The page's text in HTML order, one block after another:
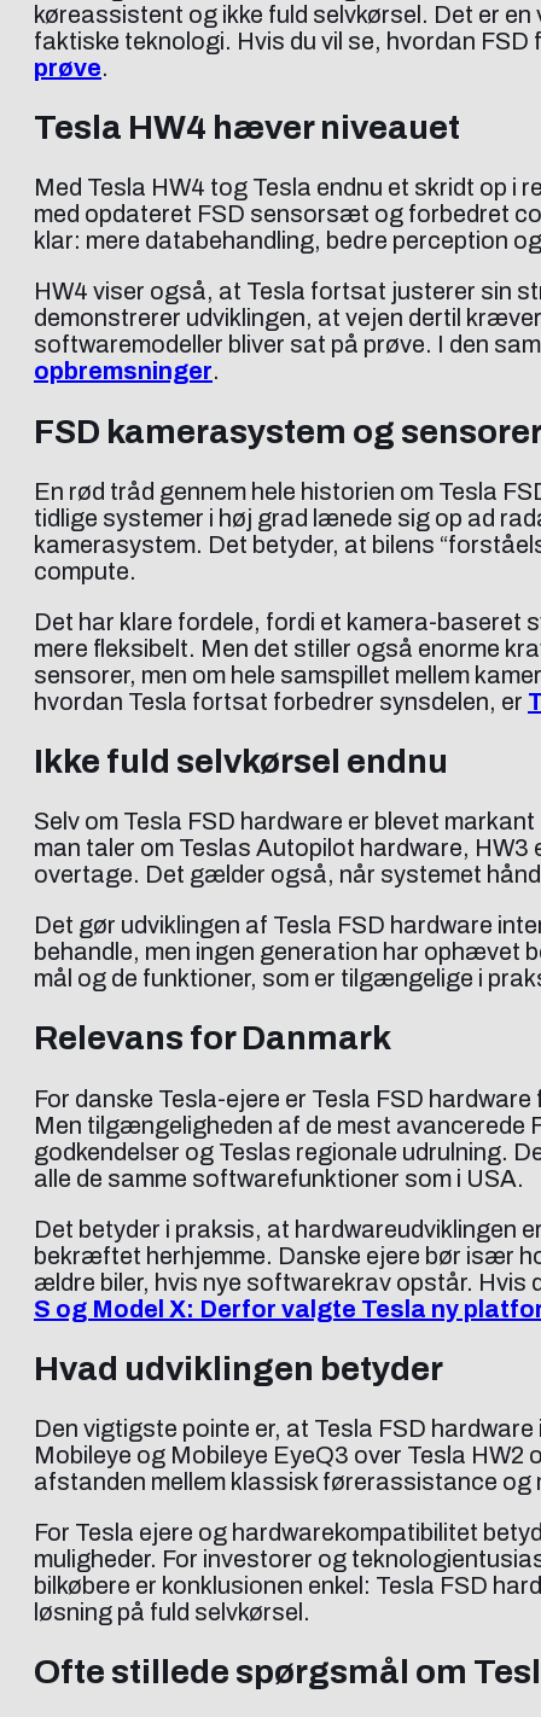
køreassistent og ikke fuld selvkørsel. Det er
faktiske teknologi. Hvis du vil se, hvordan
prøve.
Tesla HW4 hæver niveauet
Med Tesla HW4 tog Tesla endnu et skridt op
med opdateret FSD sensorsæt og forbedret
klar: mere databehandling, bedre perception
HW4 viser også, at Tesla fortsat justerer sin
demonstrerer udviklingen, at vejen dertil
softwaremodeller bliver sat på prøve. I den
opbremsninger.
FSD kamerasystem og
En rød tråd gennem hele historien om Tesla
tidlige systemer i høj grad lænede sig op ad
kamerasystem. Det betyder, at bilens
compute.
Det har klare fordele, fordi et kamera-
mere fleksibelt. Men det stiller også enorme
sensorer, men om hele samspillet mellem
hvordan Tesla fortsat forbedrer synsdelen, er
Ikke fuld selvkørsel endnu
Selv om Tesla FSD hardware er blevet
man taler om Teslas Autopilot hardware,
overtage. Det gælder også, når systemet
Det gør udviklingen af Tesla FSD hardware
behandle, men ingen generation har ophævet
mål og de funktioner, som er tilgængelige i
Relevans for Danmark
For danske Tesla-ejere er Tesla FSD
Men tilgængeligheden af de mest
godkendelser og Teslas regionale udrulning.
alle de samme softwarefunktioner som i USA.
Det betyder i praksis, at hardwareudviklingen
bekræftet herhjemme. Danske ejere bør især
ældre biler, hvis nye softwarekrav opstår.
S og Model X: Derfor valgte Tesla ny
Hvad udviklingen betyder
Den vigtigste pointe er, at Tesla FSD
Mobileye og Mobileye EyeQ3 over Tesla HW2
afstanden mellem klassisk førerassistance og
For Tesla ejere og hardwarekompatibilitet
muligheder. For investorer og
bilkøbere er konklusionen enkel: Tesla FSD
løsning på fuld selvkørsel.
Ofte stillede spørgsmål om